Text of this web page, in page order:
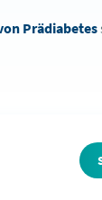
Prädiabetes